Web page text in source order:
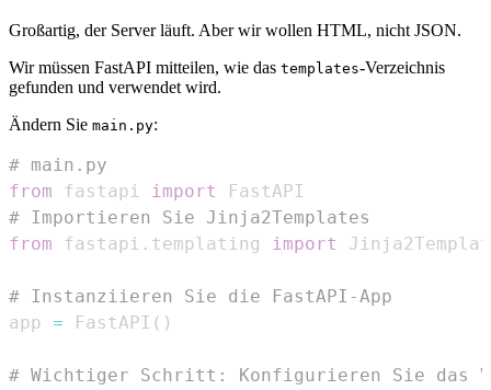
Großartig, der Server läuft. Aber wir wollen HTML, nicht JSON.
Wir müssen FastAPI mitteilen, wie das templates-Verzeichnis
gefunden und verwendet wird.
Ändern Sie main.py:
# main.py
from fastapi import
# Importieren Sie Jinja2Templates
from fastapi . templating import
# Instanziieren Sie die FastAPI-App
app = FastAPI ( )
# Wichtiger Schritt: Konfigurieren Sie das